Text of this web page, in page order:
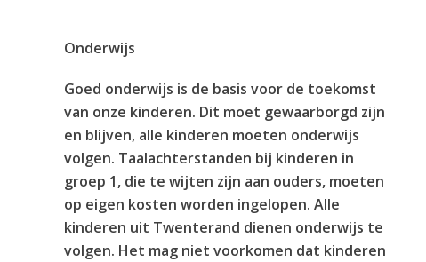
Onderwijs
Goed onderwijs is de basis voor de toekomst
van onze kinderen. Dit moet gewaarborgd zijn
en blijven, alle kinderen moeten onderwijs
volgen. Taalachterstanden bij kinderen in
groep 1, die te wijten zijn aan ouders, moeten
op eigen kosten worden ingelopen. Alle
kinderen uit Twenterand dienen onderwijs te
volgen. Het mag niet voorkomen dat kinderen